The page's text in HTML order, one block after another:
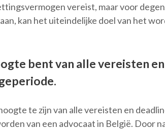
vereist, maar voor
kan het uiteindelijke doel van het
bent van alle vereisten en
te zijn van alle vereisten en
van een advocaat in België. Door